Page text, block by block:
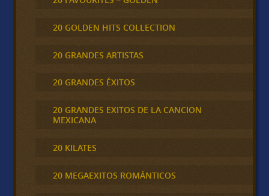
20 GOLDEN HITS COLLECTION
20 GRANDES ARTISTAS
20 GRANDES ÉXITOS
20 GRANDES EXITOS DE LA CANCION
MEXICANA
20 KILATES
20 MEGAEXITOS ROMÁNTICOS